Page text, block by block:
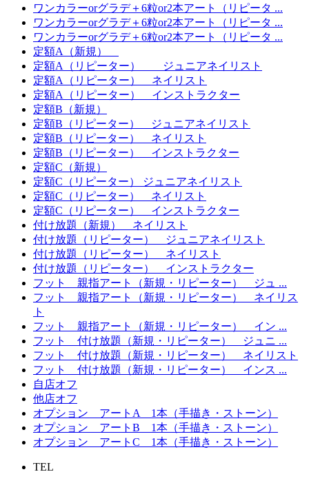
ワンカラーorグラデ＋6粒or2本アート（リピータ ...
ワンカラーorグラデ＋6粒or2本アート（リピータ ...
ワンカラーorグラデ＋6粒or2本アート（リピータ ...
定額A（新規）
定額A（リピーター） ジュニアネイリスト
定額A（リピーター） ネイリスト
定額A（リピーター） インストラクター
定額B（新規）
定額B（リピーター） ジュニアネイリスト
定額B（リピーター） ネイリスト
定額B（リピーター） インストラクター
定額C（新規）
定額C（リピーター） ジュニアネイリスト
定額C（リピーター） ネイリスト
定額C（リピーター） インストラクター
付け放題（新規） ネイリスト
付け放題（リピーター） ジュニアネイリスト
付け放題（リピーター） ネイリスト
付け放題（リピーター） インストラクター
フット 親指アート（新規・リピーター） ジュ ...
フット 親指アート（新規・リピーター） ネイリス
ト
フット 親指アート（新規・リピーター） イン ...
フット 付け放題（新規・リピーター） ジュニ ...
フット 付け放題（新規・リピーター） ネイリスト
フット 付け放題（新規・リピーター） インス ...
自店オフ
他店オフ
オプション アートA 1本（手描き・ストーン）
オプション アートB 1本（手描き・ストーン）
オプション アートC 1本（手描き・ストーン）
TEL